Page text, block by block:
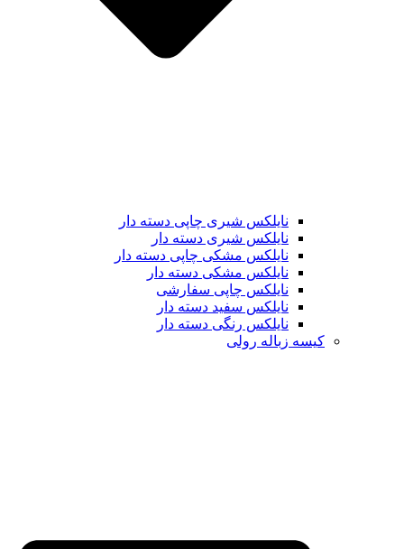
نایلکس شیری چاپی دسته دار
نایلکس شیری دسته دار
نایلکس مشکی چاپی دسته دار
نایلکس مشکی دسته دار
نایلکس چاپی سفارشی
نایلکس سفید دسته دار
نایلکس رنگی دسته دار
کیسه زباله رولی